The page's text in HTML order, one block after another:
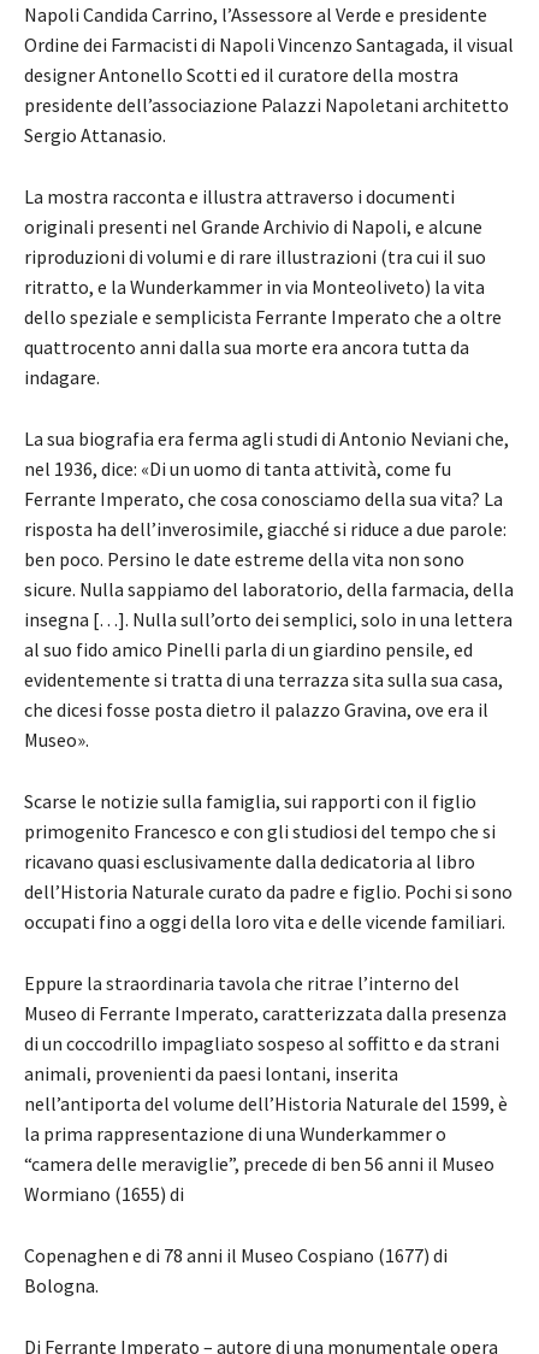
Napoli Candida Carrino, l’Assessore al Verde e presidente
Ordine dei Farmacisti di Napoli Vincenzo Santagada, il visual
designer Antonello Scotti ed il curatore della mostra
presidente dell’associazione Palazzi Napoletani architetto
Sergio Attanasio.
La mostra racconta e illustra attraverso i documenti
originali presenti nel Grande Archivio di Napoli, e alcune
riproduzioni di volumi e di rare illustrazioni (tra cui il suo
ritratto, e la Wunderkammer in via Monteoliveto) la vita
dello speziale e semplicista Ferrante Imperato che a oltre
quattrocento anni dalla sua morte era ancora tutta da
indagare.
La sua biografia era ferma agli studi di Antonio Neviani che,
nel 1936, dice: «Di un uomo di tanta attività, come fu
Ferrante Imperato, che cosa conosciamo della sua vita? La
risposta ha dell’inverosimile, giacché si riduce a due parole:
ben poco. Persino le date estreme della vita non sono
sicure. Nulla sappiamo del laboratorio, della farmacia, della
insegna […]. Nulla sull’orto dei semplici, solo in una lettera
al suo fido amico Pinelli parla di un giardino pensile, ed
evidentemente si tratta di una terrazza sita sulla sua casa,
che dicesi fosse posta dietro il palazzo Gravina, ove era il
Museo».
Scarse le notizie sulla famiglia, sui rapporti con il figlio
primogenito Francesco e con gli studiosi del tempo che si
ricavano quasi esclusivamente dalla dedicatoria al libro
dell’Historia Naturale curato da padre e figlio. Pochi si sono
occupati fino a oggi della loro vita e delle vicende familiari.
Eppure la straordinaria tavola che ritrae l’interno del
Museo di Ferrante Imperato, caratterizzata dalla presenza
di un coccodrillo impagliato sospeso al soffitto e da strani
animali, provenienti da paesi lontani, inserita
nell’antiporta del volume dell’Historia Naturale del 1599, è
la prima rappresentazione di una Wunderkammer o
“camera delle meraviglie”, precede di ben 56 anni il Museo
Wormiano (1655) di
Copenaghen e di 78 anni il Museo Cospiano (1677) di
Bologna.
Di Ferrante Imperato – autore di una monumentale opera